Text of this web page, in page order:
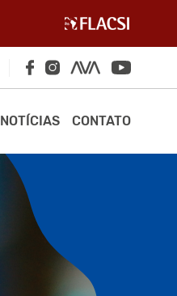
NOTÍCIAS CONTATO